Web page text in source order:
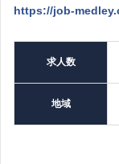
https://job-
求人数
地域